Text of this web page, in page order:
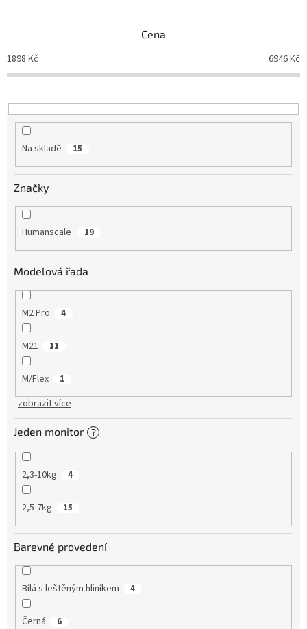
Cena
1898 Kč 6946Kč
Na skladě 15
Značky
Humanscale 19
Modelová řada
M2 Pro 4
M21 11
M/Flex 1
zobrazit více
Jeden monitor ?
2,3-10kg 4
2,5-7kg 15
Barevné provedení
Bílá s leštěným hliníkem 4
Černá 6